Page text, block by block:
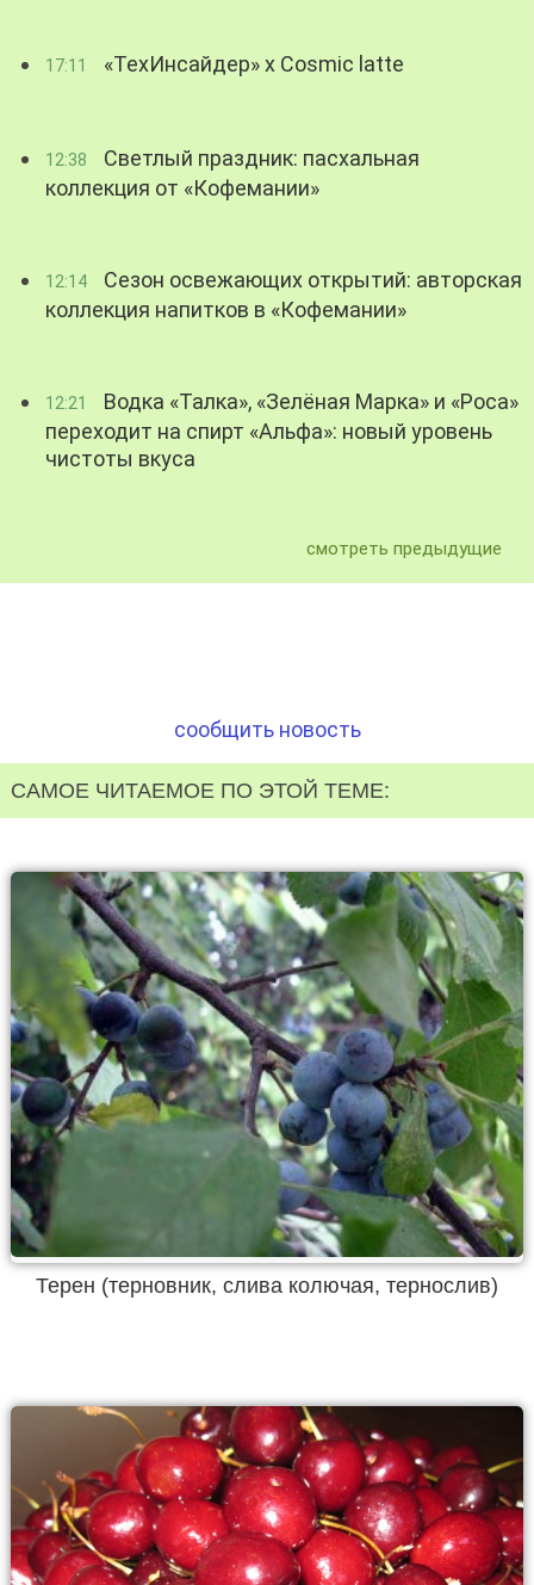
17:11 «ТехИнсайдер» х Cosmic latte
12:38
Светлый праздник: пасхальная
коллекция от «Кофемании»
12:14
Сезон освежающих открытий: авторская
коллекция напитков в «Кофемании»
12:21
Водка «Талка», «Зелёная Марка» и «Роса»
переходит на спирт «Альфа»: новый уровень
чистоты вкуса
смотреть предыдущие
сообщить новость
САМОЕ ЧИТАЕМОЕ ПО ЭТОЙ ТЕМЕ:
Терен (терновник, слива колючая, тернослив)